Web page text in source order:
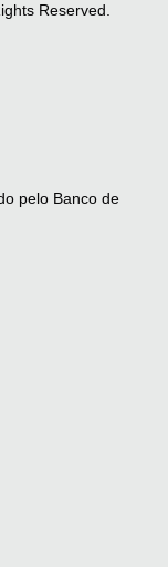
Reserved.
pelo Banco de